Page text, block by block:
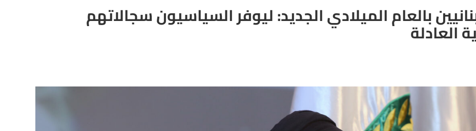
بالعام الميلادي الجديد: ليوفر السياسيون سجالاتهم
العادلة